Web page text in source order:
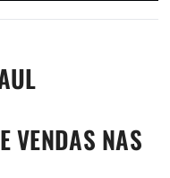
VENDAS NAS